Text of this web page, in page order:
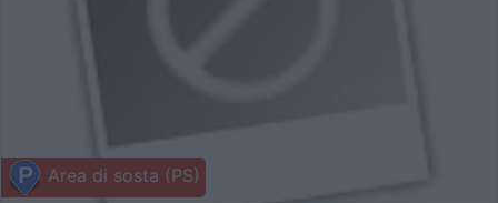
Area di sosta (PS)